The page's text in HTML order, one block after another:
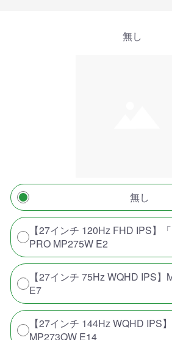
無し
無し
【27インチ 120Hz FHD IPS】
PRO MP275W E2
【27インチ 75Hz WQHD IPS
E7
【27インチ 144Hz WQHD IPS
MP273QW E14